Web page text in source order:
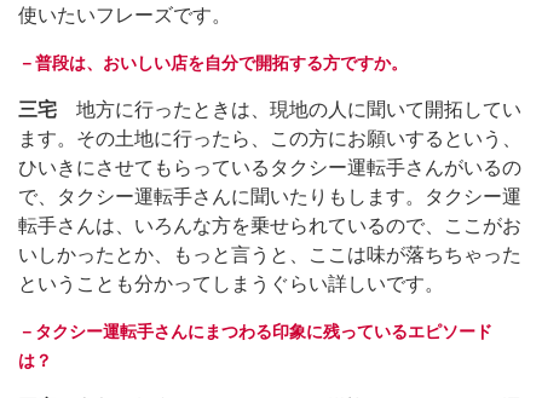
使いたいフレーズです。
－普段は、おいしい店を自分で開拓する方ですか。
三宅 地方に行ったときは、現地の人に聞いて開拓してい
ます。その土地に行ったら、この方にお願いするという、
ひいきにさせてもらっているタクシー運転手さんがいるの
で、タクシー運転手さんに聞いたりもします。タクシー運
転手さんは、いろんな方を乗せられているので、ここがお
いしかったとか、もっと言うと、ここは味が落ちちゃった
ということも分かってしまうぐらい詳しいです。
－タクシー運転手さんにまつわる印象に残っているエピソード
は？